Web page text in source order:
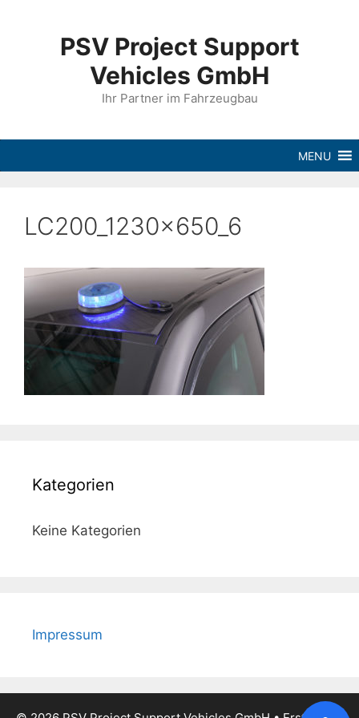
PSV Project Support
Vehicles GmbH
Ihr Partner im Fahrzeugbau
MENU
LC200_1230x650_6
Kategorien
Keine Kategorien
Impressum